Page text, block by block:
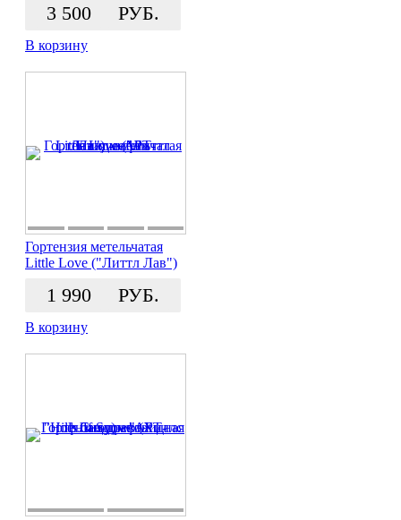
3 500 РУБ.
В корзину
Гортензия метельчатая
Little Love ("Литтл Лав")
1 990 РУБ.
В корзину